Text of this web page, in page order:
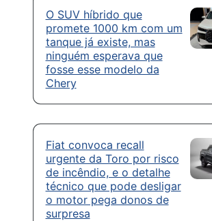
O SUV híbrido que
promete 1000 km com um
tanque já existe, mas
ninguém esperava que
fosse esse modelo da
Chery
Fiat convoca recall
urgente da Toro por risco
de incêndio, e o detalhe
técnico que pode desligar
o motor pega donos de
surpresa